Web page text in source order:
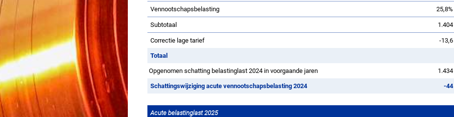
Vennootschapsbelasting 25,8%
Subtotaal 1.404
Correctie lage tarief -13,6
Totaal
Opgenomen schatting belastinglast 2024 in voorgaande jaren 1.434
Schattingswijziging acute vennootschapsbelasting 2024 -44
Acute belastinglast 2025